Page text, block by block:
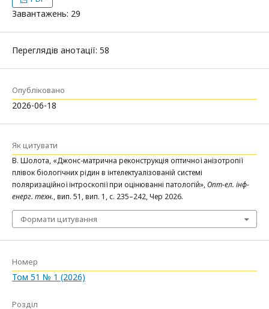
Завантажень: 29
Переглядів анотації: 58
Опубліковано
2026-06-18
Як цитувати
В. Шолота, «Джонс-матрична реконструкція оптичної анізотропії
плівок біологічних рідин в інтелектуалізованій системі
поляризаційної інтроскопії при оцінюванні патологій»,Опт-ел. інф-
енерг. техн., вип. 51, вип. 1, с. 235–242, Чер 2026.
Формати цитування
Номер
Том 51 № 1 (2026)
Розділ